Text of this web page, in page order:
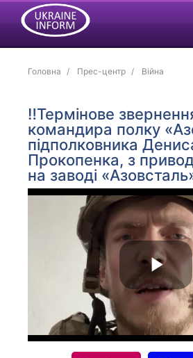
Головна Прес-центр Війна
‼️Термінове
командира полку
підполковника
Прокопенка, з
на заводі
P
l